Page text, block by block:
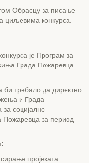
Обрасцу за писање
циљевима конкурса.
је Програм за
Града Пожаревца
би требало да директно
и Града
социјално
за период
пројеката